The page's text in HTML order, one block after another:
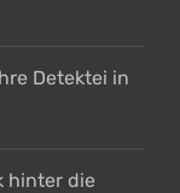
Detektei in
hinter die